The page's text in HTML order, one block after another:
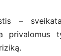
–
privalomus